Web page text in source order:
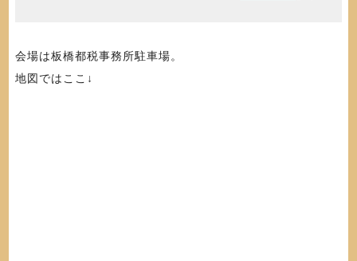
会場は板橋都税事務所駐車場。
地図ではここ↓